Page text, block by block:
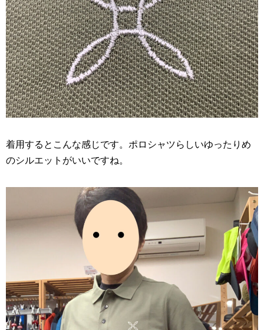
着用するとこんな感じです。ポロシャツらしいゆったりめ
のシルエットがいいですね。